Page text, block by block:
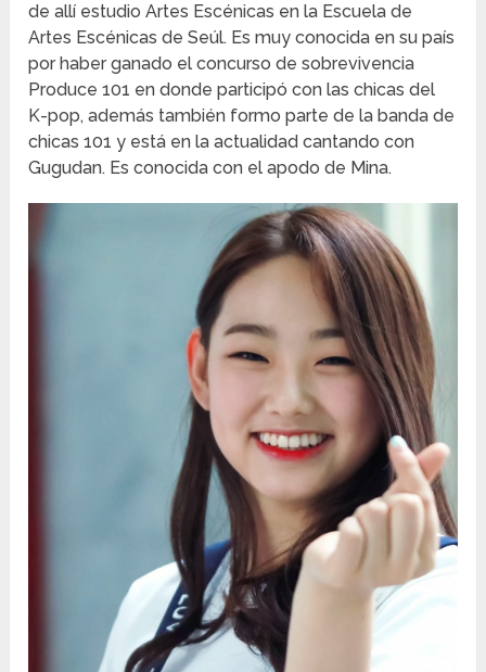
de allí estudio Artes Escénicas en la Escuela de
Artes Escénicas de Seúl. Es muy conocida en su país
por haber ganado el concurso de sobrevivencia
Produce 101 en donde participó con las chicas del
K-pop, además también formo parte de la banda de
chicas 101 y está en la actualidad cantando con
Gugudan. Es conocida con el apodo de Mina.